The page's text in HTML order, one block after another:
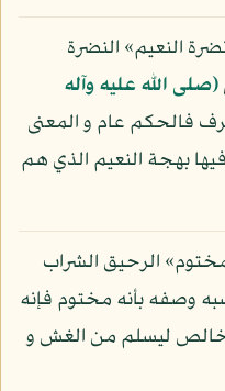
النعيم» النضرة
(صلى الله عليه وآله
فالحكم عام و المعنى
بهجة النعيم الذي هم
الرحيق الشراب
وصفه بأنه مختوم فإنه
ليسلم من الغش و